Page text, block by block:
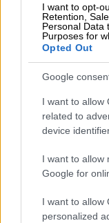
I want to opt-
Retention,
Personal Data
Purposes for
Opted Out
Google
I want to allow
related to
device
I want to allow
Google for
I want to allow
personalized
Προανάκριση
Λιμεναρχείο
Η
«Τις
Λιμενική
ατόμου στη
Αμέσως, στο
Λιμενικής
θάλασσα έναν